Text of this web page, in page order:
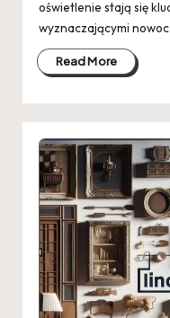
oświetlenie stają się
wyznaczającymi
Read More